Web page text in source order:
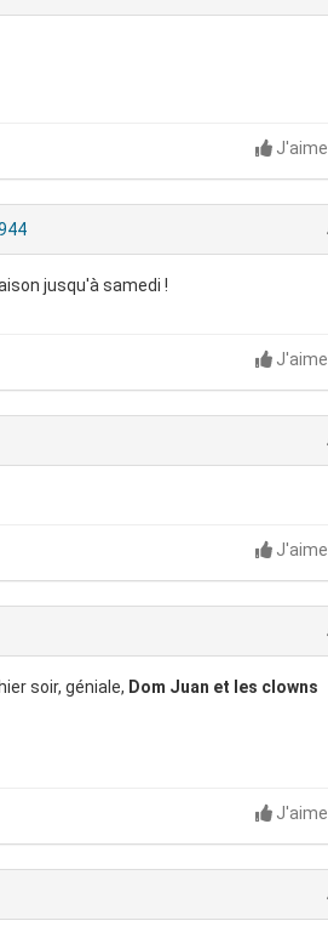
J'aime
jusqu'à samedi !
J'aime
J'aime
soir, géniale, Dom Juan et les clowns
J'aime